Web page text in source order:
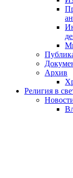
Архив
Религия в